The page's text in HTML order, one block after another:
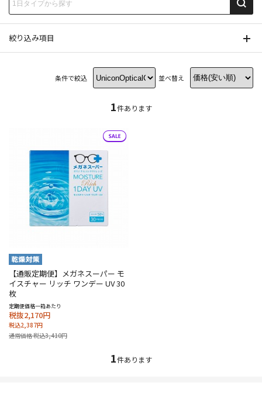
絞り込み項目
条件で絞込 並べ替え
1件あります
【通販定期便】メガネスーパー モ
イスチャー リッチ ワンデー UV 30
枚
定期便価格一箱あたり
税抜2,170円
税込2,387円
通常価格 税込3,410円
1件あります